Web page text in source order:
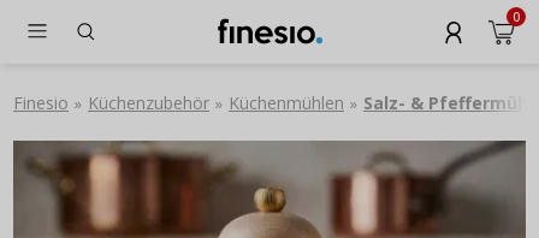
0
Finesio » Küchenzubehör » Küchenmühlen » Salz- &